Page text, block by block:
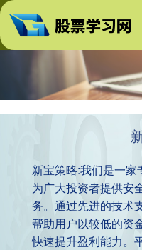
新宝策略:我们是一
为广大投资者提供安
务。通过先进的技术
帮助用户以较低的资
快速提升盈利能力。